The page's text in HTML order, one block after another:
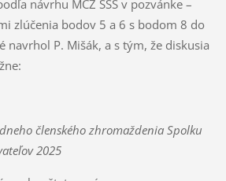
návrhu MČZ SSS v pozvánke –
zlúčenia bodov 5 a 6 s bodom 8 do
navrhol P. Mišák, a s tým, že diskusia
členského zhromaždenia Spolku
2025